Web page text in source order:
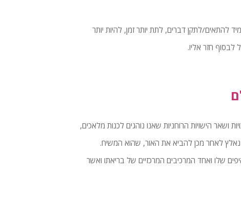
להתאים/לתקן דברים, לתת יותר זמן, להיות יותר
לבסוף חזר אליו.
ושאר הישויות הרוחניות שאנו נוהגים לכנות מלאכים,
לאחר מכן להביא את האור, שהוא המשיח.
שלו ואחד המרכיבים המרכזיים של בריאתו ואשר